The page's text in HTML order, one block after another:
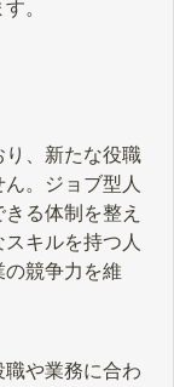
。
、新たな役職
。ジョブ型人
る体制を整え
キルを持つ人
競争力を維
や業務に合わ